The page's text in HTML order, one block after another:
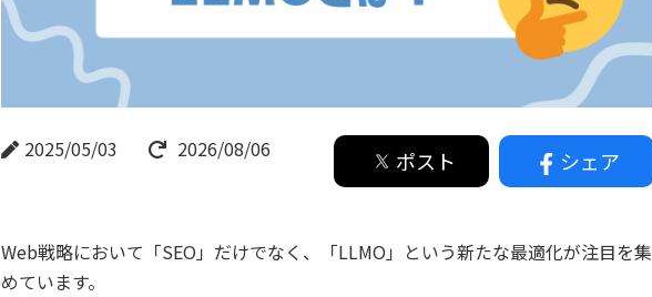
2025/05/03 2026/08/06 ポスト シェア
Web戦略において「SEO」だけでなく、「LLMO」という新たな最適化が注目を集
めています。